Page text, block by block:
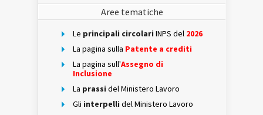
Aree tematiche
Le principali circolari INPS del 2026
La pagina sulla Patente a crediti
La pagina sull'Assegno di
Inclusione
La prassi del Ministero Lavoro
Gli interpelli del Ministero Lavoro